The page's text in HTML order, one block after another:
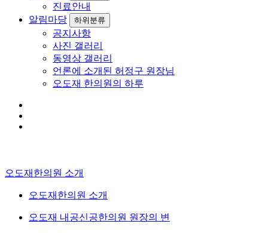
진료안내
알림마당
하위분류
공지사항
사진 갤러리
동영상 갤러리
언론에 소개된 허정구 원장님
오도재 한의원의 하루
오도재한의원 소개
오도재한의원 소개
오도재 내공신공한의원 원장의 변